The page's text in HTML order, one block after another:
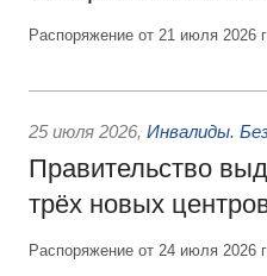
Распоряжение от 21 июля 2026
25 июля 2026, Инвалиды.
Правительство
трёх новых
Распоряжение от 24 июля 2026